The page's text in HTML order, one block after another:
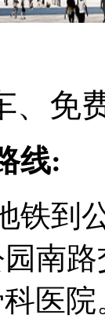
、免
线:
铁到
南
医院